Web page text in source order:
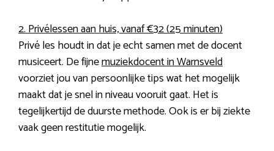
2. Privélessen aan huis, vanaf €32 (25 minuten)
Privé les houdt in dat je echt samen met de docent
musiceert. De fijnemuziekdocent in Warnsveld
voorziet jou van persoonlijke tips wat het mogelijk
maakt dat je snel in niveau vooruit gaat. Het is
tegelijkertijd de duurste methode. Ook is er bij ziekte
vaak geen restitutie mogelijk.